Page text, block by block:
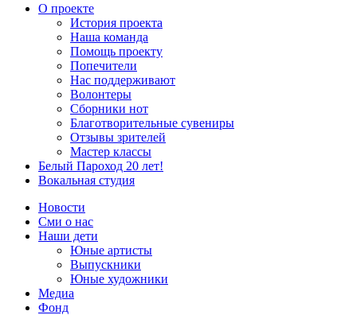
О проекте
История проекта
Наша команда
Помощь проекту
Попечители
Нас поддерживают
Волонтеры
Сборники нот
Благотворительные сувениры
Отзывы зрителей
Мастер классы
Белый Пароход 20 лет!
Вокальная студия
Новости
Сми о нас
Наши дети
Юные артисты
Выпускники
Юные художники
Медиа
Фонд